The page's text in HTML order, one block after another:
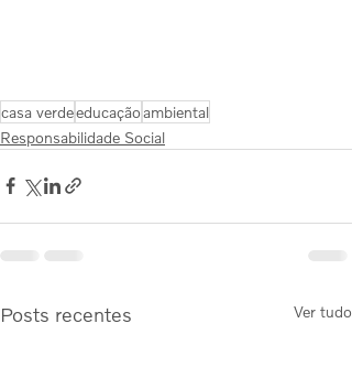
casa verdeeducaçãoambiental
Responsabilidade Social
Posts recentes Ver tudo